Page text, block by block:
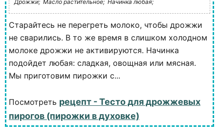
Дрожжи; Масло растительное; Начинка любая;
Старайтесь не перегреть молоко, чтобы дрожжи
не сварились. В то же время в слишком холодном
молоке дрожжи не активируются. Начинка
подойдет любая: сладкая, овощная или мясная.
Мы приготовим пирожки с...
Посмотреть рецепт - Тесто для дрожжевых
пирогов (пирожки в духовке)